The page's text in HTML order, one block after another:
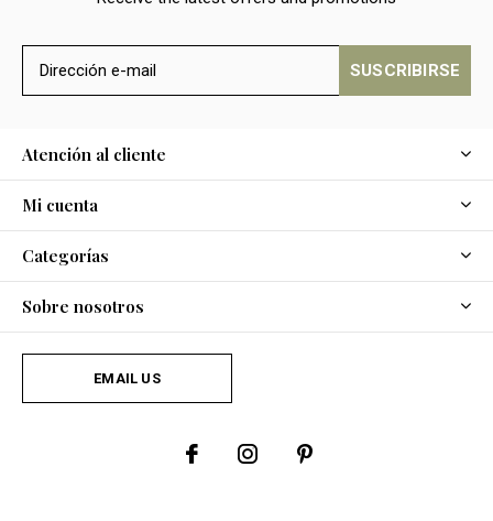
SUSCRIBIRSE
Atención al cliente
Mi cuenta
Categorías
Sobre nosotros
EMAIL US